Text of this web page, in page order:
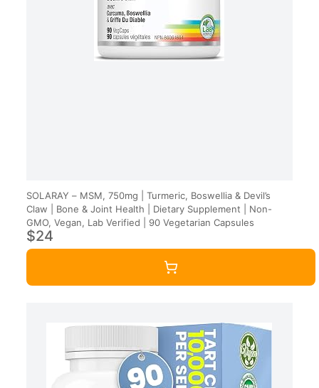
SOLARAY – MSM, 750mg | Turmeric, Boswellia & Devil’s
Claw | Bone & Joint Health | Dietary Supplement | Non-
GMO, Vegan, Lab Verified | 90 Vegetarian Capsules
$24